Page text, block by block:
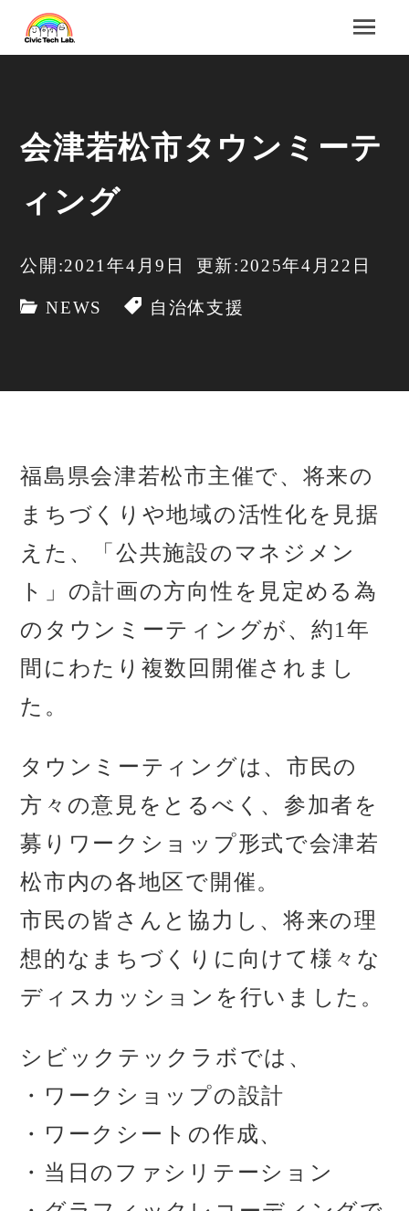
会津若松市タウンミーテ
ィング
公開:2021年4月9日 更新:2025年4月22日
NEWS 自治体支援
福島県会津若松市主催で、将来の
まちづくりや地域の活性化を見据
えた、「公共施設のマネジメン
ト」の計画の方向性を見定める為
のタウンミーティングが、約1年
間にわたり複数回開催されまし
た。
タウンミーティングは、市民の
方々の意見をとるべく、参加者を
募りワークショップ形式で会津若
松市内の各地区で開催。
市民の皆さんと協力し、将来の理
想的なまちづくりに向けて様々な
ディスカッションを行いました。
シビックテックラボでは、
・ワークショップの設計
・ワークシートの作成、
・当日のファシリテーション